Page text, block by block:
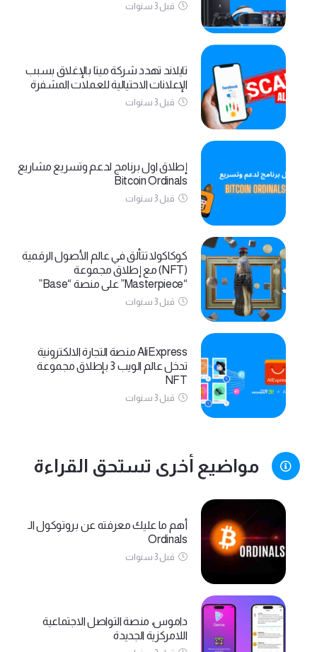
قبل 3 سنوات
تايلاند تهدد شركة ميتا بالإغلاق بسبب
الإعلانات الاحتيالية للعملات المشفرة
قبل 3 سنوات
إطلاق اول برنامج لدعم وتسريع مشاريع
Bitcoin Ordinals
قبل 3 سنوات
كوكاكولا تتألق في عالم الأصول الرقمية
(NFT) مع إطلاق مجموعة
“Masterpiece” على منصة “Base”
قبل 3 سنوات
AliExpress منصة التجارة الالكترونية
تدخل عالم الويب 3 بإطلاق مجموعة
NFT
قبل 3 سنوات
مواضيع أخرى تستحق القراءة
أهم ما عليك معرفته عن بروتوكول الـ
Ordinals
قبل 3 سنوات
داموس، منصة التواصل الاجتماعية
اللامركزية الجديدة